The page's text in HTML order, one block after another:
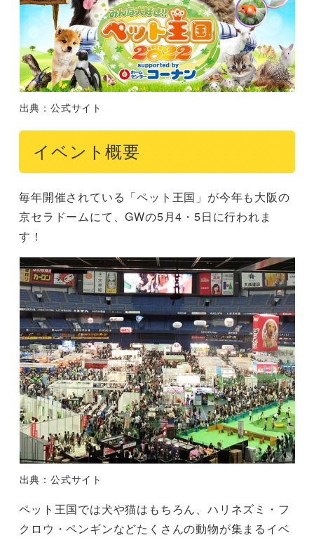
出典：公式サイト
イベント概要
毎年開催されている「ペット王国」が今年も大阪の
京セラドームにて、GWの5月4・5日に行われま
す！
出典：公式サイト
ペット王国では犬や猫はもちろん、ハリネズミ・フ
クロウ・ペンギンなどたくさんの動物が集まるイベ